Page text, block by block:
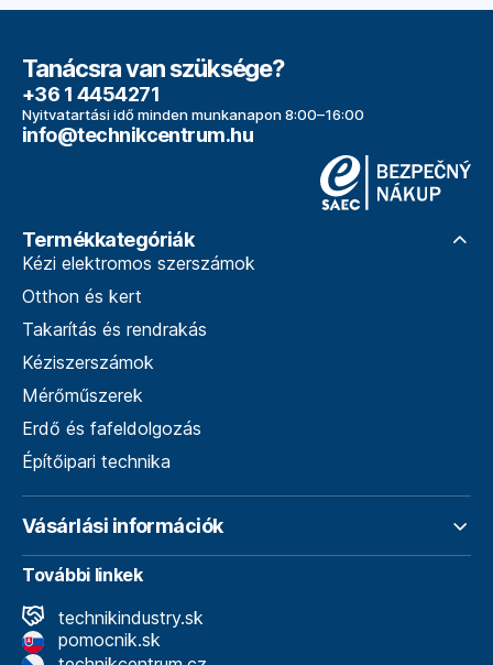
Tanácsra van szüksége?
+36 1 4454271
Nyitvatartási idő minden munkanapon 8:00–16:00
info@technikcentrum.hu
Termékkategóriák
Kézi elektromos szerszámok
Otthon és kert
Takarítás és rendrakás
Kéziszerszámok
Mérőműszerek
Erdő és fafeldolgozás
Építőipari technika
Vásárlási információk
További linkek
technikindustry.sk
pomocnik.sk